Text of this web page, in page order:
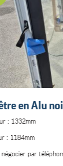
en Alu
: 1332mm
: 1184mm
par